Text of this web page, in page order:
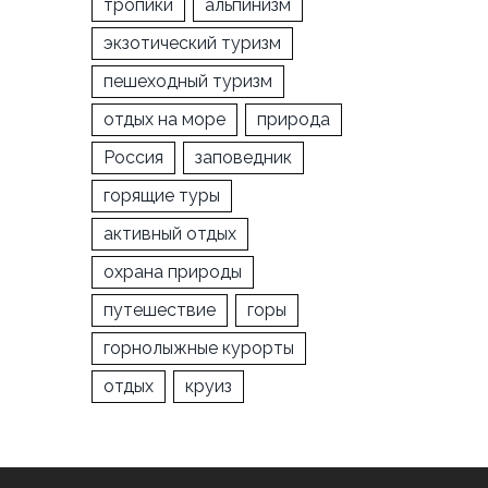
тропики
альпинизм
экзотический туризм
пешеходный туризм
отдых на море
природа
Россия
заповедник
горящие туры
активный отдых
охрана природы
путешествие
горы
горнолыжные курорты
отдых
круиз